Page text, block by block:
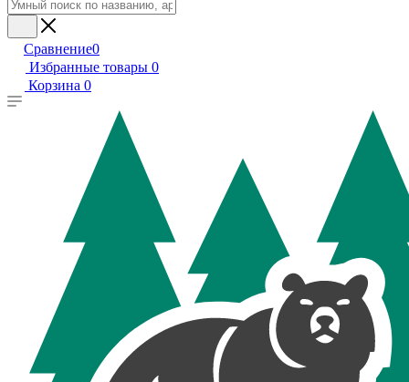
Сравнение0
Избранные товары 0
Корзина 0